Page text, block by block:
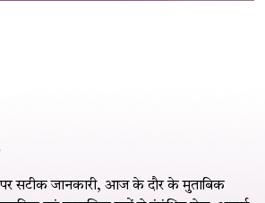
पर सटीक जानकारी, आज के दौर के मुताबिक